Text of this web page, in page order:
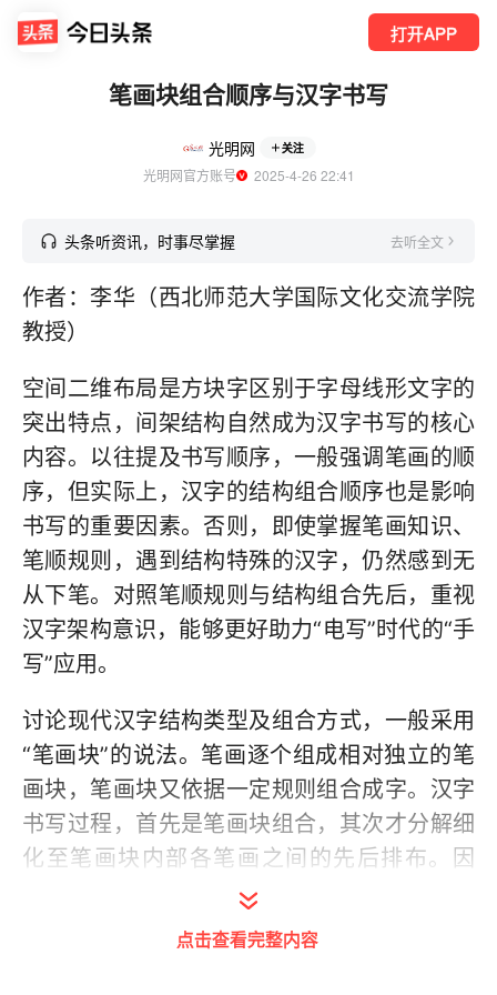
打开APP
笔画块组合顺序与汉字书写
光明网 关注
光明网官方账号
  2025-4-26 22:41
头条听资讯，时事尽掌握 去听全文
作者：李华（西北师范大学国际文化交流学院
教授）
空间二维布局是方块字区别于字母线形文字的
突出特点，间架结构自然成为汉字书写的核心
内容。以往提及书写顺序，一般强调笔画的顺
序，但实际上，汉字的结构组合顺序也是影响
书写的重要因素。否则，即使掌握笔画知识、
笔顺规则，遇到结构特殊的汉字，仍然感到无
从下笔。对照笔顺规则与结构组合先后，重视
汉字架构意识，能够更好助力“电写”时代的“手
写”应用。
讨论现代汉字结构类型及组合方式，一般采用
“笔画块”的说法。笔画逐个组成相对独立的笔
画块，笔画块又依据一定规则组合成字。汉字
书写过程，首先是笔画块组合，其次才分解细
化至笔画块内部各笔画之间的先后排布。因
此，笔画块组合作为方块汉字二维布局的首要
步骤，直接影响着书写效果。
点击查看完整内容